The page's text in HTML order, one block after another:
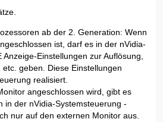
ab der 2. Generation: Wenn
ist, darf es in der nVidia-
Einstellungen zur Auflösung,
geben. Diese Einstellungen
realisiert.
angeschlossen wird, gibt es
in der nVidia-Systemsteuerung -
nur auf den externen Monitor aus.